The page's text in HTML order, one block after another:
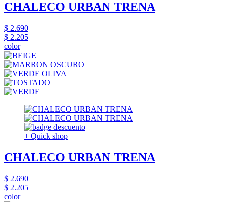
CHALECO URBAN TRENA
$ 2.690
$ 2.205
color
+ Quick shop
CHALECO URBAN TRENA
$ 2.690
$ 2.205
color